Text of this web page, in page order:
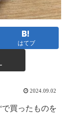
はてブ
2024.09.02
で買ったものを